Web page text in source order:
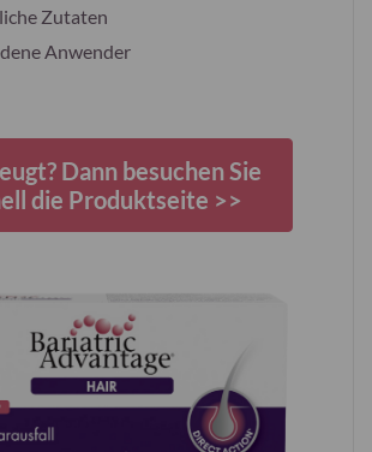
Zutaten
Anwender
Dann besuchen Sie
die Produktseite >>